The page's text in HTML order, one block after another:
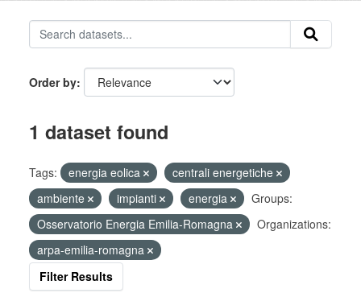
Order by
1 dataset found
Tags: energia eolica
centrali energetiche
ambiente
impianti energia
Groups:
Osservatorio Energia Emilia-Romagna
Organizations:
arpa-emilia-romagna
Filter Results